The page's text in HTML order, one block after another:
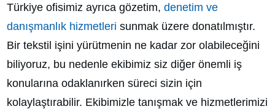
Türkiye ofisimiz ayrıca gözetim, denetim ve
danışmanlık hizmetleri sunmak üzere donatılmıştır.
Bir tekstil işini yürütmenin ne kadar zor olabileceğini
biliyoruz, bu nedenle ekibimiz siz diğer önemli iş
konularına odaklanırken süreci sizin için
kolaylaştırabilir. Ekibimizle tanışmak ve hizmetlerimizi